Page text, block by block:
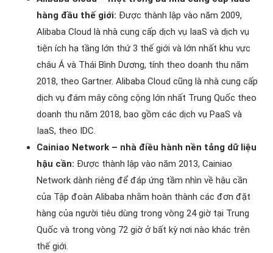
hàng đầu thế giới: Được thành lập vào năm 2009,
Alibaba Cloud là nhà cung cấp dịch vụ IaaS và dịch vụ
tiện ích hạ tầng lớn thứ 3 thế giới và lớn nhất khu vực
châu Á và Thái Bình Dương, tính theo doanh thu năm
2018, theo Gartner. Alibaba Cloud cũng là nhà cung cấp
dịch vụ đám mây công cộng lớn nhất Trung Quốc theo
doanh thu năm 2018, bao gồm các dịch vụ PaaS và
IaaS, theo IDC.
Cainiao Network – nhà điều hành nền tảng dữ liệu
hậu cần: Được thành lập vào năm 2013, Cainiao
Network dành riêng để đáp ứng tầm nhìn về hậu cần
của Tập đoàn Alibaba nhằm hoàn thành các đơn đặt
hàng của người tiêu dùng trong vòng 24 giờ tại Trung
Quốc và trong vòng 72 giờ ở bất kỳ nơi nào khác trên
thế giới.